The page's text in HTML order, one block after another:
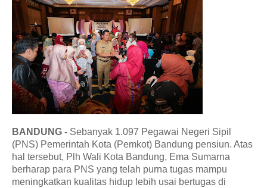
BANDUNG - Sebanyak 1.097 Pegawai Negeri Sipil
(PNS) Pemerintah Kota (Pemkot) Bandung pensiun. Atas
hal tersebut, Plh Wali Kota Bandung, Ema Sumarna
berharap para PNS yang telah purna tugas mampu
meningkatkan kualitas hidup lebih usai bertugas di